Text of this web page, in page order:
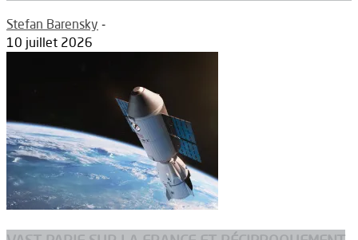
Stefan Barensky -
10 juillet 2026